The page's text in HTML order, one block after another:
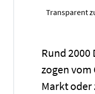
Transparent
Rund
zogen
Markt